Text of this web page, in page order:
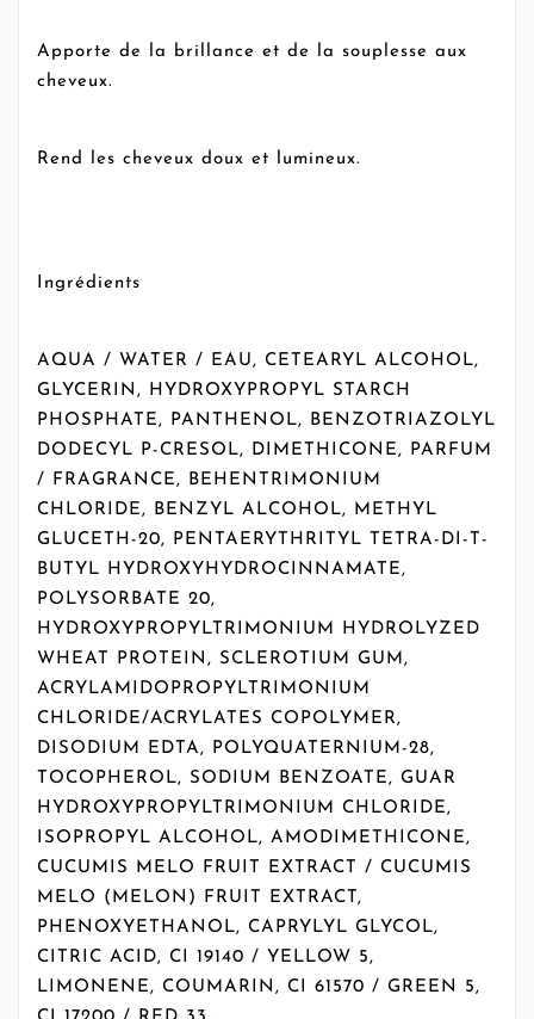
Apporte de la brillance et de la souplesse aux
cheveux.
Rend les cheveux doux et lumineux.
Ingrédients
AQUA / WATER / EAU, CETEARYL ALCOHOL,
GLYCERIN, HYDROXYPROPYL STARCH
PHOSPHATE, PANTHENOL, BENZOTRIAZOLYL
DODECYL P-CRESOL, DIMETHICONE, PARFUM
/ FRAGRANCE, BEHENTRIMONIUM
CHLORIDE, BENZYL ALCOHOL, METHYL
GLUCETH-20, PENTAERYTHRITYL TETRA-DI-T-
BUTYL HYDROXYHYDROCINNAMATE,
POLYSORBATE 20,
HYDROXYPROPYLTRIMONIUM HYDROLYZED
WHEAT PROTEIN, SCLEROTIUM GUM,
ACRYLAMIDOPROPYLTRIMONIUM
CHLORIDE/ACRYLATES COPOLYMER,
DISODIUM EDTA, POLYQUATERNIUM-28,
TOCOPHEROL, SODIUM BENZOATE, GUAR
HYDROXYPROPYLTRIMONIUM CHLORIDE,
ISOPROPYL ALCOHOL, AMODIMETHICONE,
CUCUMIS MELO FRUIT EXTRACT / CUCUMIS
MELO (MELON) FRUIT EXTRACT,
PHENOXYETHANOL, CAPRYLYL GLYCOL,
CITRIC ACID, CI 19140 / YELLOW 5,
LIMONENE, COUMARIN, CI 61570 / GREEN 5,